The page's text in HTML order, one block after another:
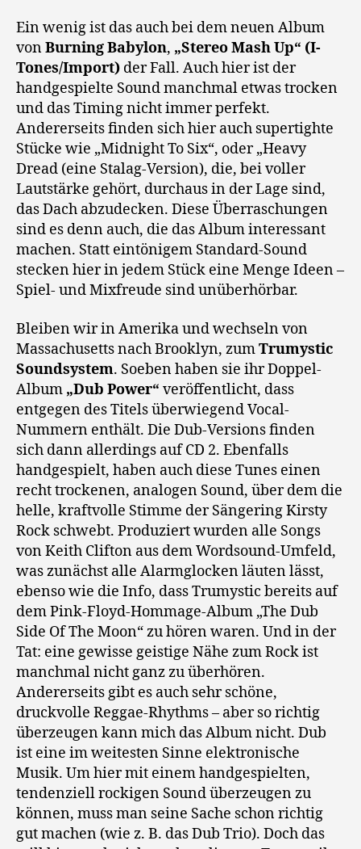
Ein wenig ist das auch bei dem neuen Album
vonBurning Babylon, „Stereo Mash Up“ (I-
Tones/Import) der Fall. Auch hier ist der
handgespielte Sound manchmal etwas trocken
und das Timing nicht immer perfekt.
Andererseits finden sich hier auch supertighte
Stücke wie „Midnight To Six“, oder „Heavy
Dread (eine Stalag-Version), die, bei voller
Lautstärke gehört, durchaus in der Lage sind,
das Dach abzudecken. Diese Überraschungen
sind es denn auch, die das Album interessant
machen. Statt eintönigem Standard-Sound
stecken hier in jedem Stück eine Menge Ideen –
Spiel- und Mixfreude sind unüberhörbar.
Bleiben wir in Amerika und wechseln von
Massachusetts nach Brooklyn, zumTrumystic
Soundsystem. Soeben haben sie ihr Doppel-
Album „Dub Power“ veröffentlicht, dass
entgegen des Titels überwiegend Vocal-
Nummern enthält. Die Dub-Versions finden
sich dann allerdings auf CD 2. Ebenfalls
handgespielt, haben auch diese Tunes einen
recht trockenen, analogen Sound, über dem die
helle, kraftvolle Stimme der Sängering Kirsty
Rock schwebt. Produziert wurden alle Songs
von Keith Clifton aus dem Wordsound-Umfeld,
was zunächst alle Alarmglocken läuten lässt,
ebenso wie die Info, dass Trumystic bereits auf
dem Pink-Floyd-Hommage-Album „The Dub
Side Of The Moon“ zu hören waren. Und in der
Tat: eine gewisse geistige Nähe zum Rock ist
manchmal nicht ganz zu überhören.
Andererseits gibt es auch sehr schöne,
druckvolle Reggae-Rhythms – aber so richtig
überzeugen kann mich das Album nicht. Dub
ist eine im weitesten Sinne elektronische
Musik. Um hier mit einem handgespielten,
tendenziell rockigen Sound überzeugen zu
können, muss man seine Sache schon richtig
gut machen (wie z. B. das Dub Trio). Doch das